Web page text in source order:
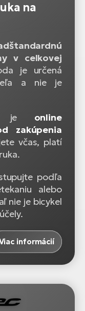
na
v celkovej
je určená
a nie je
je online
zakúpenia
včas, platí
podľa
alebo
nie je bicykel
informácií